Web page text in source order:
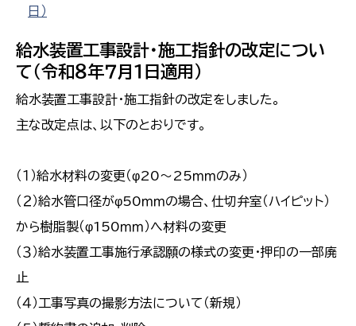
日）
給水装置工事設計・施工指針の改定につい
て（令和８年７月１日適用）
給水装置工事設計・施工指針の改定をしました。
主な改定点は、以下のとおりです。
（１）給水材料の変更（φ20～25ｍｍのみ）
（２）給水管口径がφ50ｍｍの場合、仕切弁室（ハイピット）
から樹脂製（φ150ｍｍ）へ材料の変更
（３）給水装置工事施行承認願の様式の変更・押印の一部廃
止
（４）工事写真の撮影方法について（新規）